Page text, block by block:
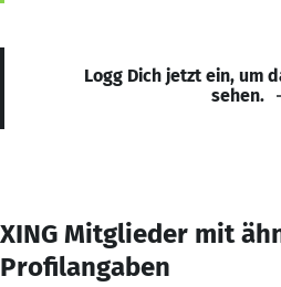
Logg Dich jetzt ein, um
sehen.
XING Mitglieder mit
Profilangaben